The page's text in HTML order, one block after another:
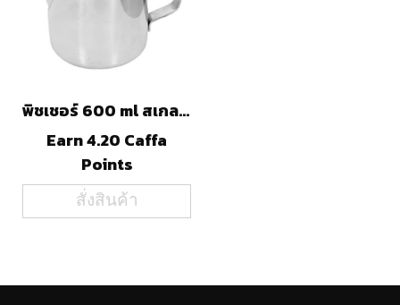
พิชเชอร์ 600 ml สเกลใน
Earn 4.20 Caffa
Points
สั่งสินค้า